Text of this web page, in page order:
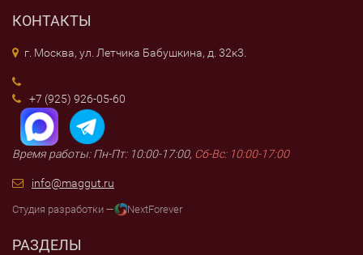
КОНТАКТЫ
г. Москва, ул. Летчика Бабушкина, д. 32к3.
+7 (925) 926-05-60
Время работы: Пн-Пт: 10:00-17:00, Сб-Вс: 10:00-17:00
info@maggut.ru
Студия разработки — NextForever
РАЗДЕЛЫ